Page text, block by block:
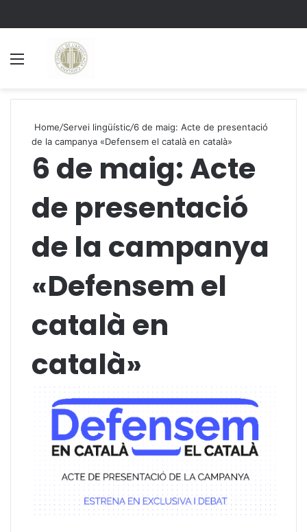
Home/Servei lingüístic/6 de maig: Acte de presentació
de la campanya «Defensem el català en català»
6 de maig: Acte
de presentació
de la campanya
«Defensem el
català en
català»